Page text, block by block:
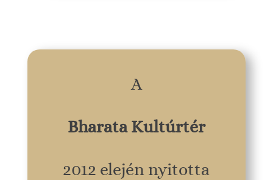
A
Bharata Kultúrtér
2012 elején nyitotta